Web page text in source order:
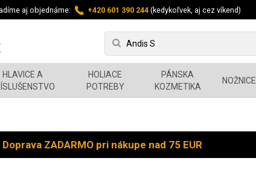
aj objednáme: +420 601 390 244 (kedykoľvek, aj cez víkend)
HLAVICE A
HOLIACE
POTREBY
PÁNSKA
KOZMETIKA
NOŽNICE
Doprava ZADARMO pri nákupe nad 75 EUR